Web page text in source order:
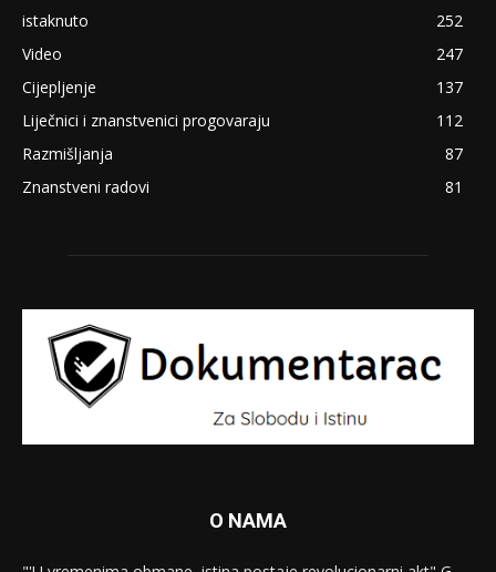
istaknuto
252
Video
247
Cijepljenje
137
Liječnici i znanstvenici progovaraju
112
Razmišljanja
87
Znanstveni radovi
81
O NAMA